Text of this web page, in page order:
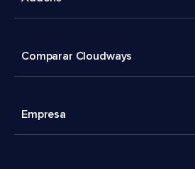
Comparar Cloudways
Empresa